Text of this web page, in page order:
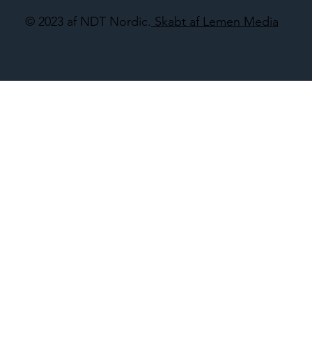
© 2023 af NDT Nordic. Skabt af Lemen Media